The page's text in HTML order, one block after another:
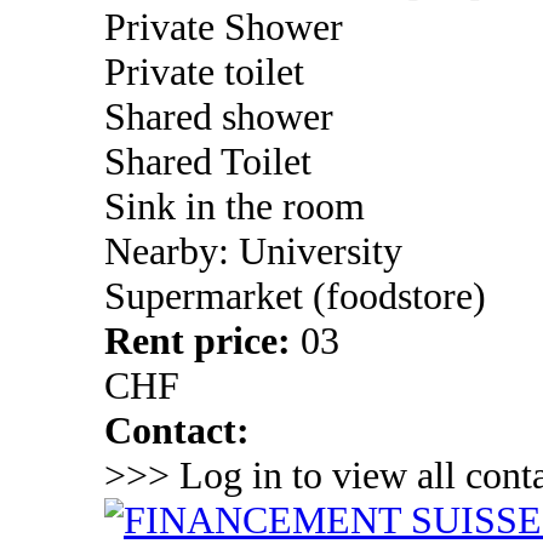
Private Shower
Private toilet
Shared shower
Shared Toilet
Sink in the room
Nearby: University
Supermarket (foodstore)
Rent price: 03
CHF
Contact:
>>> Log in to view all